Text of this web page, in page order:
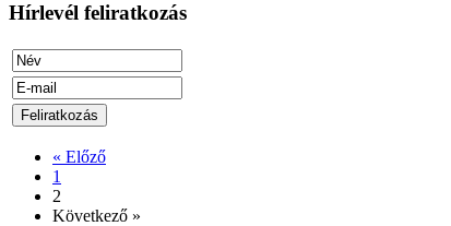
Hírlevél feliratkozás
« Előző
1
2
Következő »